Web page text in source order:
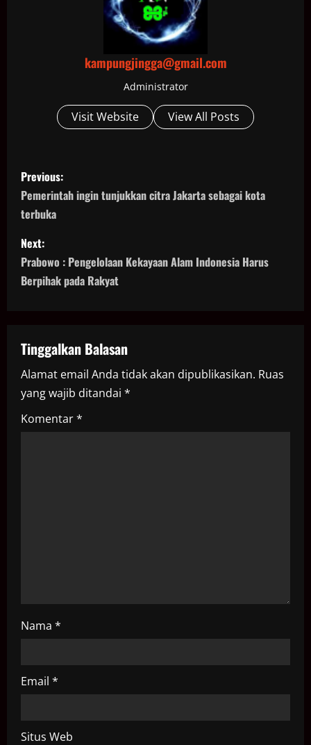
kampungjingga@gmail.com
Administrator
Visit Website View All Posts
P
o
s
t
n
v
i
g
a
Previous:
Pemerintah ingin tunjukkan citra Jakarta sebagai kota
terbuka
Next:
Prabowo : Pengelolaan Kekayaan Alam Indonesia Harus
Berpihak pada Rakyat
Tinggalkan Balasan
Alamat email Anda tidak akan dipublikasikan. Ruas
yang wajib ditandai *
Komentar*
Nama *
Email *
Situs Web